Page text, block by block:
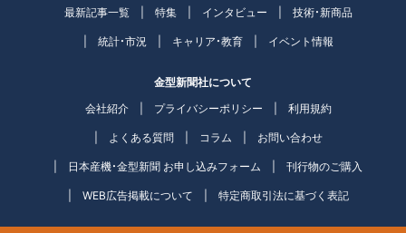
最新記事一覧
特集 インタビュー 技術・新商品
統計・市況 キャリア・教育 イベント情報
金型新聞社について
会社紹介
プライバシーポリシー 利用規約
よくある質問 コラム お問い合わせ
日本産機・金型新聞 お申し込みフォーム 刊行物のご購入
WEB広告掲載について 特定商取引法に基づく表記